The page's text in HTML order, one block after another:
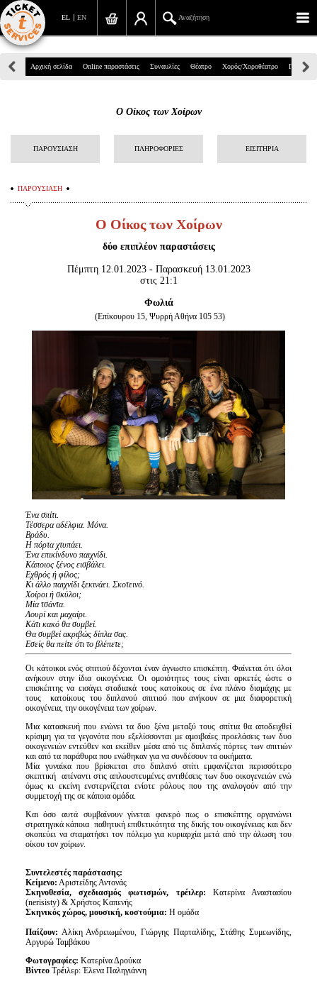
EN
EL Αναζήτηση
Πανεπιστημίου 39, Αθήνα
info@ticketservices.gr
Αναζήτηση
Παραγγελία
Αναζήτηση παραγγελίας
Είσοδος διαχειριστή
Αρχική σελίδα Online παραστάσεις Συναυλίες Θέατρο Χορός/Χοροθέατρο Παιδικά
Ο Οίκος των Χοίρων
ΠΑΡΟΥΣΙΑΣΗ ΠΛΗΡΟΦΟΡΙΕΣ ΕΙΣΙΤΗΡΙΑ
ΠΑΡΟΥΣΙΑΣΗ
Ο Οίκος των Χοίρων
δύο επιπλέον παραστάσεις
Πέμπτη 12.01.2023 - Παρασκευή 13.01.2023
στις 21:1
Φωλιά
(Επίκουρου 15, Ψυρρή Αθήνα 105 53)
Ένα σπίτι.
Τέσσερα αδέλφια. Μόνα.
Βράδυ.
Η πόρτα χτυπάει.
Ένα επικίνδυνο παιχνίδι.
Κάποιος ξένος εισβάλει.
Εχθρός ή φίλος;
Κι άλλο παιχνίδι ξεκινάει. Σκοτεινό.
Χοίροι ή σκύλοι;
Μία τσάντα.
Λουρί και μαχαίρι.
Κάτι κακό θα συμβεί.
Θα συμβεί ακριβώς δίπλα σας.
Εσείς θα πείτε ότι το βλέπετε;
Οι κάτοικοι ενός σπιτιού δέχονται έναν άγνωστο επισκέπτη. Φαίνεται ότι όλοι
ανήκουν στην ίδια οικογένεια. Οι ομοιότητες τους είναι αρκετές ώστε ο
επισκέπτης να εισάγει σταδιακά τους κατοίκους σε ένα πλάνο διαμάχης με
τους κατοίκους του διπλανού σπιτιού που ανήκουν σε μια διαφορετική
οικογένεια, την οικογένεια των χοίρων.
Μια κατασκευή που ενώνει τα δυο ξένα μεταξύ τους σπίτια θα αποδειχθεί
κρίσιμη για τα γεγονότα που εξελίσσονται με αμοιβαίες προελάσεις των δυο
οικογενειών εντεύθεν και εκείθεν μέσα από τις διπλανές πόρτες των σπιτιών
και από τα παράθυρα που ενώθηκαν για να συνδέσουν τα οικήματα.
Μία γυναίκα που βρίσκεται στο διπλανό σπίτι εμφανίζεται περισσότερο
σκεπτική απέναντι στις απλουστευμένες αντιθέσεις των δυο οικογενειών ενώ
όμως κι εκείνη ενστερνίζεται ενίοτε ρόλους που της αναλογούν από την
συμμετοχή της σε κάποια ομάδα.
Και όσο αυτά συμβαίνουν γίνεται φανερό πως ο επισκέπτης οργανώνει
στρατηγικά κάποια παθητική επιθετικότητα της δικής του οικογένειας και δεν
σκοπεύει να σταματήσει τον πόλεμο για κυριαρχία μετά από την άλωση του
οίκου τον χοίρων.
Συντελεστές παράστασης:
Κείμενο: Αριστείδης Αντονάς
Σκηνοθεσία, σχεδιασμός φωτισμών, τρέιλερ: Κατερίνα Αναστασίου
(nerisisty) & Χρήστος Καπενής
Σκηνικός χώρος, μουσική, κοστούμια: Η ομάδα
Παίζουν: Αλίκη Ανδρειωμένου, Γιώργης Παρταλίδης, Στάθης Συμεωνίδης,
Αργυρώ Ταμβάκου
Φωτογραφίες: Κατερίνα Δρούκα
ΒίντεοΤρέιλερ: Έλενα Παληγιάννη